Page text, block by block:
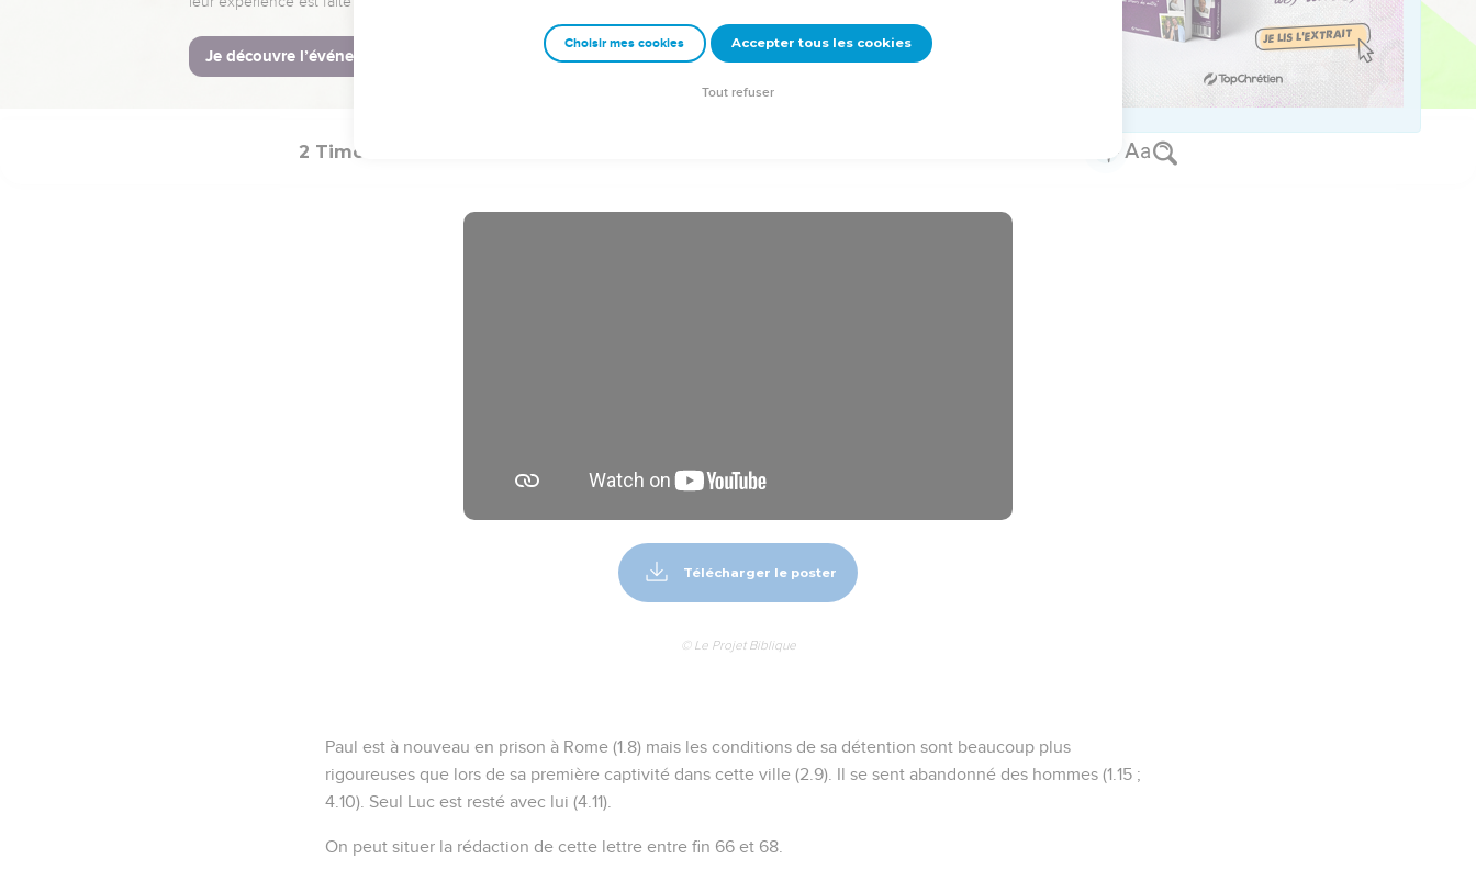
O Timothée, garde le dépôt, en évitant les discours vains et profanes,
21 et les disputes de la fausse science dont font profession quelques-uns, qui se sont ainsi détournés de la foi.
2 Timothée
Télécharger le poster
© Le Projet Biblique
Paul est à nouveau en prison à Rome (1.8) mais les conditions de sa détention sont beaucoup plus
rigoureuses que lors de sa première captivité dans cette ville (2.9). Il se sent abandonné des hommes (1.15 ;
4.10). Seul Luc est resté avec lui (4.11).
On peut situer la rédaction de cette lettre entre fin 66 et 68.
Choisir mes cookies Accepter tous les cookies
Tout refuser